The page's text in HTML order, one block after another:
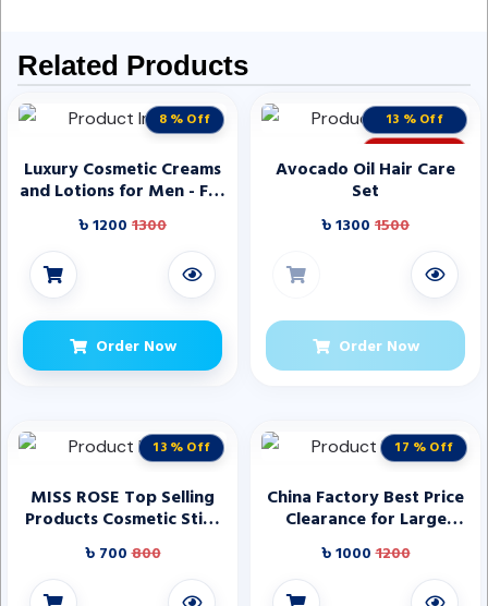
Related Products
8 % Off
Luxury Cosmetic Creams
and Lotions for Men - Full
Line of Organic Products
- Vegan - Made in Italy
৳ 1200 1300
Order Now
13 % Off
STOCK OUT
Avocado Oil Hair Care
Set
৳ 1300 1500
Order Now
13 % Off
MISS ROSE Top Selling
Products Cosmetic Stick
Makeup Liquid Natural
Primer Cover Makeup
Liquid Foundation 5ml
৳ 700800
17 % Off
China Factory Best Price
Clearance for Large
Inventory Blush Top-
Selling Cosmetic Product
৳ 10001200